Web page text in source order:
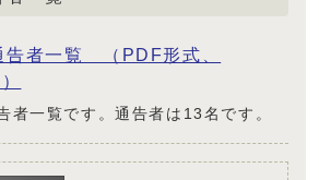
告者一覧 （PDF形式、
者一覧です。通告者は13名です。